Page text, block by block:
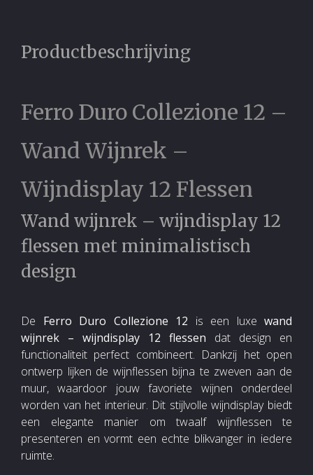
Productbeschrijving
Ferro Duro Collezione 12 –
Wand Wijnrek –
Wijndisplay 12 Flessen
Wand wijnrek – wijndisplay 12
flessen met minimalistisch
design
De Ferro Duro Collezione 12 is een luxe wand
wijnrek – wijndisplay 12 flessen dat design en
functionaliteit perfect combineert. Dankzij het open
ontwerp lijken de wijnflessen bijna te zweven aan de
muur, waardoor jouw favoriete wijnen onderdeel
worden van het interieur. Dit stijlvolle wijndisplay biedt
een elegante manier om twaalf wijnflessen te
presenteren en vormt een echte blikvanger in iedere
ruimte.